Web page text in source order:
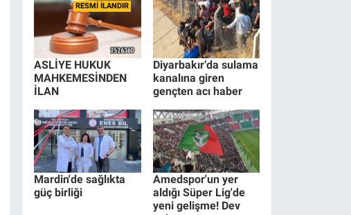
RESMİ İLANDIR
ASLİYE HUKUK
MAHKEMESİNDEN
İLAN
Diyarbakır’da sulama
kanalına giren
gençten acı haber
Mardin'de sağlıkta
güç birliği
Amedspor'un yer
aldığı Süper Lig'de
yeni gelişme! Dev